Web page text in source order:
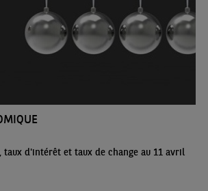
taux d'intérêt et taux de change au 11 avril